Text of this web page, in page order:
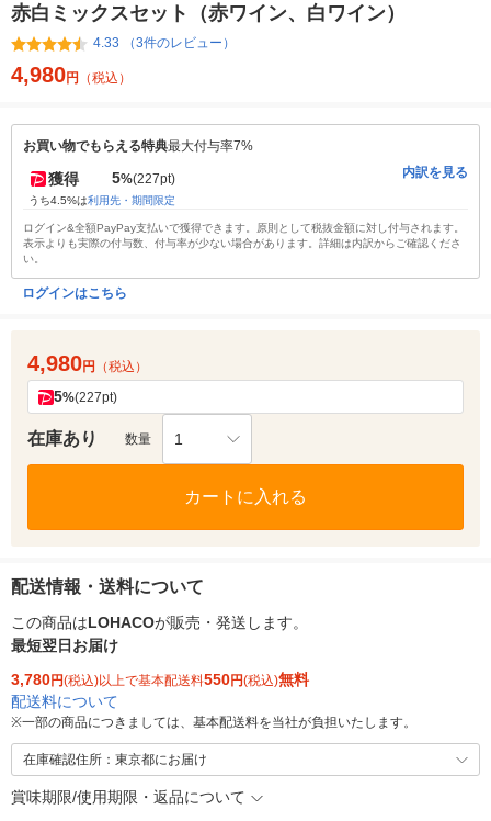
赤白ミックスセット（赤ワイン、白ワイン）
4.33 （3件のレビュー）
4,980円 （税込）
お買い物でもらえる特典最大付与率7%
獲得 5%(227pt)
うち4.5%は利用先・期間限定
内訳を見る
ログイン&全額PayPay支払いで獲得できます。原則として税抜金額に対し付与されます。
表示よりも実際の付与数、付与率が少ない場合があります。詳細は内訳からご確認くださ
い。
ログインはこちら
4,980円 （税込）
5%(227pt)
在庫あり 数量 1
カートに入れる
配送情報・送料について
この商品はLOHACOが販売・発送します。
最短翌日お届け
3,780円(税込)以上で基本配送料550円(税込)無料
配送料について
※一部の商品につきましては、基本配送料を当社が負担いたします。
在庫確認住所：東京都にお届け
賞味期限/使用期限・返品について